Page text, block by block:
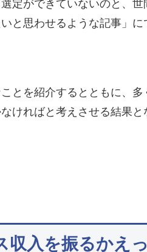
定ができていないのと、
と思わせるような記事」に
とを紹介するとともに、
ければと考えさせる結果と
収入を振るかえ